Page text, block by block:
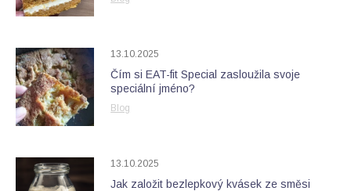
13.10.2025
Čím si EAT-fit Special zasloužila svoje
speciální jméno?
Blog
13.10.2025
Jak založit bezlepkový kvásek ze směsi